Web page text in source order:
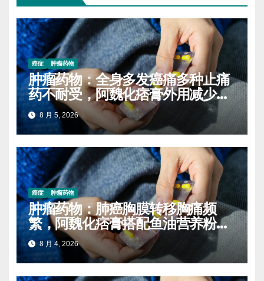
癌症 肿瘤药物
肿瘤药物：全身多发癌痛多种止痛
药不耐受，阿魏化痞膏外用减少口
服药量的实操案例
8 月 5, 2026
癌症 肿瘤药物
肿瘤药物：肺癌胸膜转移胸痛频
繁，阿魏化痞膏搭配鱼油营养粉减
轻炎症疼痛
8 月 4, 2026